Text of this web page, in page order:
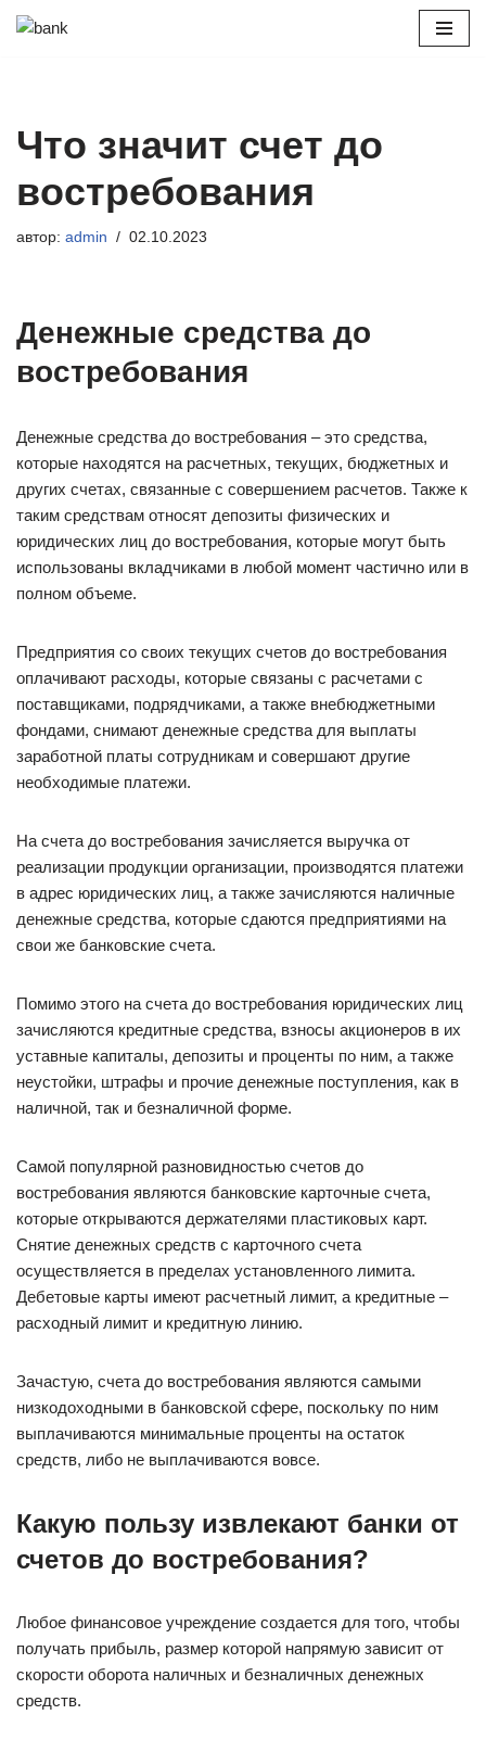
Что значит счет до
востребования
автор: admin 02.10.2023
Денежные средства до
востребования
Денежные средства до востребования – это средства,
которые находятся на расчетных, текущих, бюджетных и
других счетах, связанные с совершением расчетов. Также к
таким средствам относят депозиты физических и
юридических лиц до востребования, которые могут быть
использованы вкладчиками в любой момент частично или в
полном объеме.
Предприятия со своих текущих счетов до востребования
оплачивают расходы, которые связаны с расчетами с
поставщиками, подрядчиками, а также внебюджетными
фондами, снимают денежные средства для выплаты
заработной платы сотрудникам и совершают другие
необходимые платежи.
На счета до востребования зачисляется выручка от
реализации продукции организации, производятся платежи
в адрес юридических лиц, а также зачисляются наличные
денежные средства, которые сдаются предприятиями на
свои же банковские счета.
Помимо этого на счета до востребования юридических лиц
зачисляются кредитные средства, взносы акционеров в их
уставные капиталы, депозиты и проценты по ним, а также
неустойки, штрафы и прочие денежные поступления, как в
наличной, так и безналичной форме.
Самой популярной разновидностью счетов до
востребования являются банковские карточные счета,
которые открываются держателями пластиковых карт.
Снятие денежных средств с карточного счета
осуществляется в пределах установленного лимита.
Дебетовые карты имеют расчетный лимит, а кредитные –
расходный лимит и кредитную линию.
Зачастую, счета до востребования являются самыми
низкодоходными в банковской сфере, поскольку по ним
выплачиваются минимальные проценты на остаток
средств, либо не выплачиваются вовсе.
Какую пользу извлекают банки от
счетов до востребования?
Любое финансовое учреждение создается для того, чтобы
получать прибыль, размер которой напрямую зависит от
скорости оборота наличных и безналичных денежных
средств.